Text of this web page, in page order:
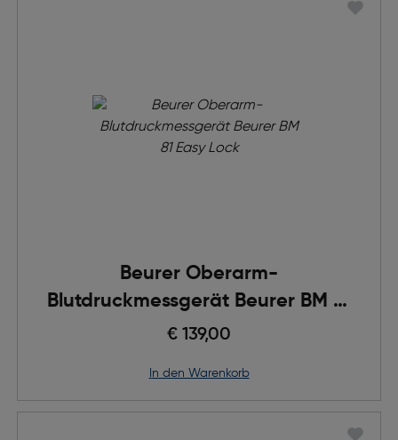
Beurer Oberarm-
Blutdruckmessgerät Beurer BM 81
Easy Lock
€ 139,00
in den Warenkorb